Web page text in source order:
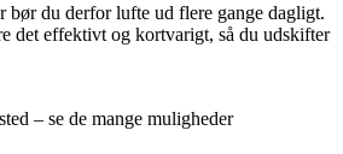
bør du derfor lufte ud flere gange dagligt.
det effektivt og kortvarigt, så du udskifter
– se de mange muligheder